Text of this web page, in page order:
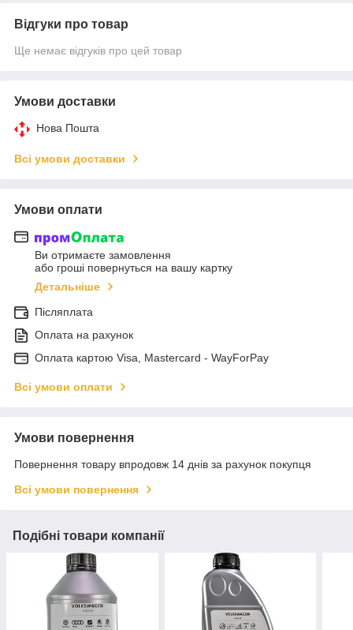
Відгуки про товар
Ще немає відгуків про цей товар
Умови доставки
Нова Пошта
Всі умови доставки
Умови оплати
Ви отримаєте замовлення
або гроші повернуться на вашу картку
Детальніше
Післяплата
Оплата на рахунок
Оплата картою Visa, Mastercard - WayForPay
Всі умови оплати
Умови повернення
Повернення товару впродовж 14 днів за рахунок покупця
Всі умови повернення
Подібні товари компанії